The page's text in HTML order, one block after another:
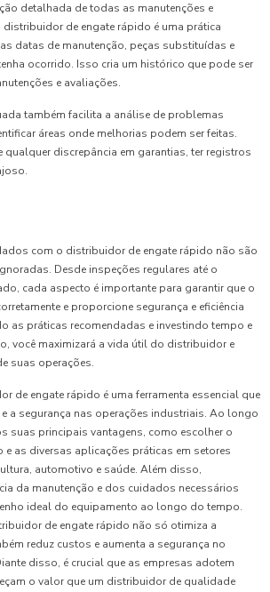
detalhada de todas as manutenções e
de engate rápido é uma prática
datas de manutenção, peças substituídas e
ocorrido. Isso cria um histórico que pode ser
e avaliações.
também facilita a análise de problemas
áreas onde melhorias podem ser feitas.
discrepância em garantias, ter registros
com o distribuidor de engate rápido não são
Desde inspeções regulares até o
cada aspecto é importante para garantir que o
e proporcione segurança e eficiência
as práticas recomendadas e investindo tempo e
você maximizará a vida útil do distribuidor e
suas operações.
de engate rápido é uma ferramenta essencial que
a segurança nas operações industriais. Ao longo
suas principais vantagens, como escolher o
as diversas aplicações práticas em setores
automotivo e saúde. Além disso,
da manutenção e dos cuidados necessários
ideal do equipamento ao longo do tempo.
de engate rápido não só otimiza a
reduz custos e aumenta a segurança no
disso, é crucial que as empresas adotem
o valor que um distribuidor de qualidade